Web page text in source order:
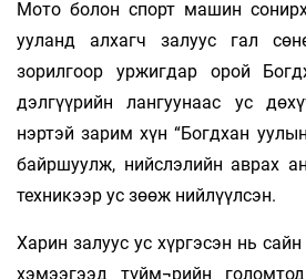
Мото болон спорт машин
ууланд алхагч залуус гал
зорилгоор уржигдар орой
дэлгүүрийн лангуунаас ус
нэртэй зарим хүн “Богдхан
байршуулж, нийслэлийн аврах
техникээр ус зөөж нийлүүлсэн.
Харин залуус ус хүргэсэн нь
хэмээгээд түйм¬рийн